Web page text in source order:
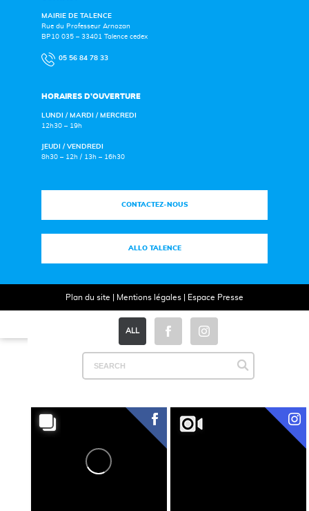
ALL
MAIRIE DE TALENCE
Rue du Professeur Arnozan
BP10 035 – 33401 Talence cedex
05 56 84 78 33
HORAIRES D’OUVERTURE
LUNDI / MARDI / MERCREDI
12h30 – 19h
JEUDI / VENDREDI
8h30 – 12h / 13h – 16h30
CONTACTEZ-NOUS
ALLO TALENCE
Plan du site Mentions légales| Espace Presse